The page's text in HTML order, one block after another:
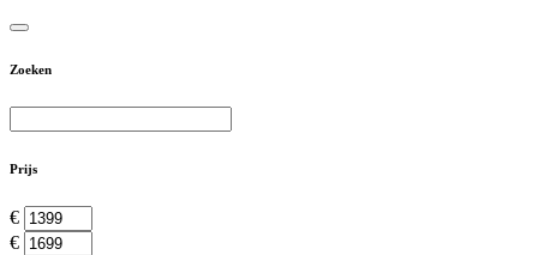
Zoeken
Prijs
€
€